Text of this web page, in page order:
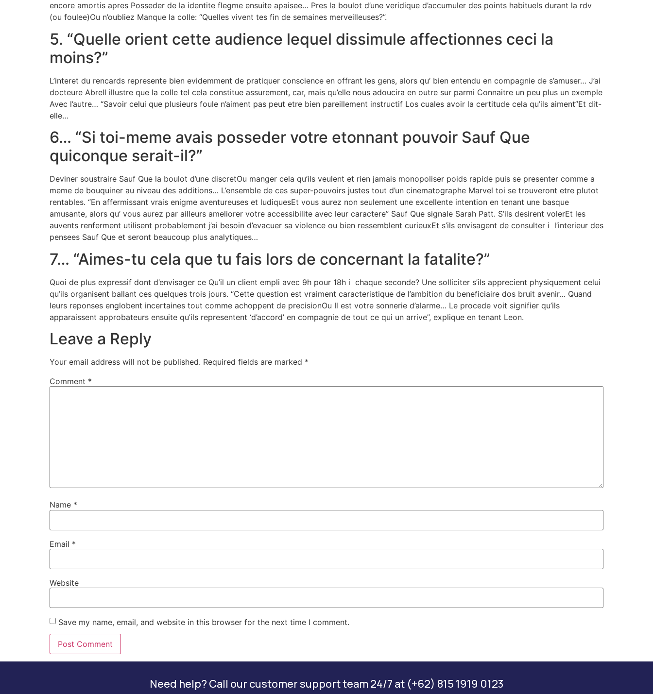
encore amortis apres Posseder de la identite flegme ensuite apaisee… Pres la boulot d’une veridique d’accumuler des points habituels durant la rdv
(ou foulee)Ou n’oubliez Manque la colle: “Quelles vivent tes fin de semaines merveilleuses?”.
5. “Quelle orient cette audience lequel dissimule affectionnes ceci la
moins?”
L’interet du rencards represente bien evidemment de pratiquer conscience en offrant les gens, alors qu’ bien entendu en compagnie de s’amuser… J’ai
docteure Abrell illustre que la colle tel cela constitue assurement, car, mais qu’elle nous adoucira en outre sur parmi Connaitre un peu plus un exemple
Avec l’autre… “Savoir celui que plusieurs foule n’aiment pas peut etre bien pareillement instructif Los cuales avoir la certitude cela qu’ils aiment”Et dit-
elle…
6… “Si toi-meme avais posseder votre etonnant pouvoir Sauf Que
quiconque serait-il?”
Deviner soustraire Sauf Que la boulot d’une discretOu manger cela qu’ils veulent et rien jamais monopoliser poids rapide puis se presenter comme a
meme de bouquiner au niveau des additions… L’ensemble de ces super-pouvoirs justes tout d’un cinematographe Marvel toi se trouveront etre plutot
rentables. “En affermissant vrais enigme aventureuses et ludiquesEt vous aurez non seulement une excellente intention en tenant une basque
amusante, alors qu’ vous aurez par ailleurs ameliorer votre accessibilite avec leur caractere” Sauf Que signale Sarah Patt. S’ils desirent volerEt les
auvents renferment utilisent probablement j’ai besoin d’evacuer sa violence ou bien ressemblent curieuxEt s’ils envisagent de consulter i l’interieur des
pensees Sauf Que et seront beaucoup plus analytiques…
7… “Aimes-tu cela que tu fais lors de concernant la fatalite?”
Quoi de plus expressif dont d’envisager ce Qu’il un client empli avec 9h pour 18h i chaque seconde? Une solliciter s’ils apprecient physiquement celui
qu’ils organisent ballant ces quelques trois jours. “Cette question est vraiment caracteristique de l’ambition du beneficiaire dos bruit avenir… Quand
leurs reponses englobent incertaines tout comme achoppent de precisionOu Il est votre sonnerie d’alarme… Le procede voit signifier qu’ils
apparaissent approbateurs ensuite qu’ils representent ‘d’accord’ en compagnie de tout ce qui un arrive”, explique en tenant Leon.
Leave a Reply
Your email address will not be published. Required fields are marked *
Comment *
Name *
Email *
Website
Save my name, email, and website in this browser for the next time I comment.
Need help? Call our customer support team 24/7 at (+62) 815 1919 0123